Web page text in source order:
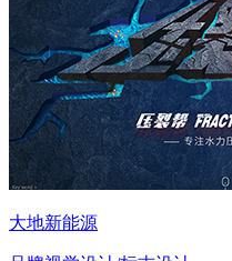
大地新能源